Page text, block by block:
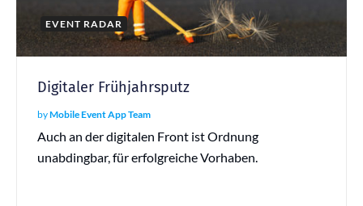
EVENT RADAR
Digitaler Frühjahrsputz
byMobile Event App Team
Auch an der digitalen Front ist Ordnung
unabdingbar, für erfolgreiche Vorhaben.